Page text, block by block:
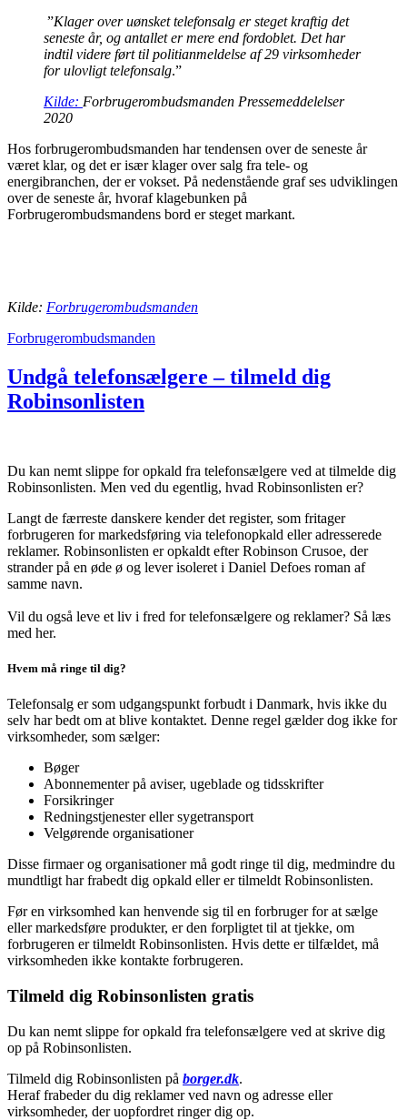
”Klager over uønsket telefonsalg er steget kraftig det
seneste år, og antallet er mere end fordoblet. Det har
indtil videre ført til politianmeldelse af 29 virksomheder
for ulovligt telefonsalg.”
Kilde: Forbrugerombudsmanden Pressemeddelelser
2020
Hos forbrugerombudsmanden har tendensen over de seneste år
været klar, og det er især klager over salg fra tele- og
energibranchen, der er vokset. På nedenstående graf ses udviklingen
over de seneste år, hvoraf klagebunken på
Forbrugerombudsmandens bord er steget markant.
Kilde: Forbrugerombudsmanden
Forbrugerombudsmanden
Undgå telefonsælgere – tilmeld dig
Robinsonlisten
Du kan nemt slippe for opkald fra telefonsælgere ved at tilmelde dig
Robinsonlisten. Men ved du egentlig, hvad Robinsonlisten er?
Langt de færreste danskere kender det register, som fritager
forbrugeren for markedsføring via telefonopkald eller adresserede
reklamer. Robinsonlisten er opkaldt efter Robinson Crusoe, der
strander på en øde ø og lever isoleret i Daniel Defoes roman af
samme navn.
Vil du også leve et liv i fred for telefonsælgere og reklamer? Så læs
med her.
Hvem må ringe til dig?
Telefonsalg er som udgangspunkt forbudt i Danmark, hvis ikke du
selv har bedt om at blive kontaktet. Denne regel gælder dog ikke for
virksomheder, som sælger:
Bøger
Abonnementer på aviser, ugeblade og tidsskrifter
Forsikringer
Redningstjenester eller sygetransport
Velgørende organisationer
Disse firmaer og organisationer må godt ringe til dig, medmindre du
mundtligt har frabedt dig opkald eller er tilmeldt Robinsonlisten.
Før en virksomhed kan henvende sig til en forbruger for at sælge
eller markedsføre produkter, er den forpligtet til at tjekke, om
forbrugeren er tilmeldt Robinsonlisten. Hvis dette er tilfældet, må
virksomheden ikke kontakte forbrugeren.
Tilmeld dig Robinsonlisten gratis
Du kan nemt slippe for opkald fra telefonsælgere ved at skrive dig
op på Robinsonlisten.
Tilmeld dig Robinsonlisten på borger.dk.
Heraf frabeder du dig reklamer ved navn og adresse eller
virksomheder, der uopfordret ringer dig op.